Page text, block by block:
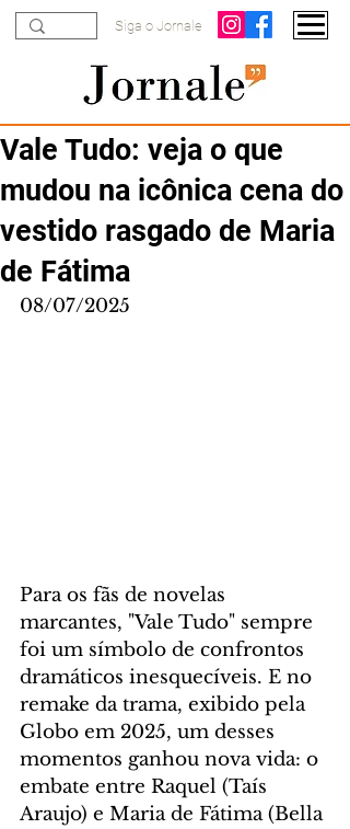
Siga o Jornale
Vale Tudo: veja o que
mudou na icônica cena do
vestido rasgado de Maria
de Fátima
08/07/2025
Para os fãs de novelas
marcantes, "Vale Tudo" sempre
foi um símbolo de confrontos
dramáticos inesquecíveis. E no
remake da trama, exibido pela
Globo em 2025, um desses
momentos ganhou nova vida: o
embate entre Raquel (Taís
Araujo) e Maria de Fátima (Bella